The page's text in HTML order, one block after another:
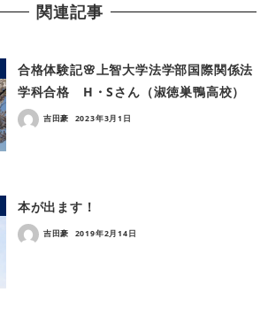
関連記事
合格体験記🌸上智大学法学部国際関係法
学科合格 H・Sさん（淑徳巣鴨高校）
吉田豪 2023年3月1日
本が出ます！
吉田豪 2019年2月14日